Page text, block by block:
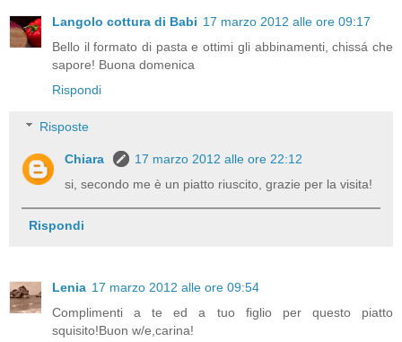
Langolo cottura di Babi 17 marzo 2012 alle ore 09:17
Bello il formato di pasta e ottimi gli abbinamenti, chissá che
sapore! Buona domenica
Rispondi
Risposte
Chiara
17 marzo 2012 alle ore 22:12
si, secondo me è un piatto riuscito, grazie per la visita!
Rispondi
Lenia 17 marzo 2012 alle ore 09:54
Complimenti a te ed a tuo figlio per questo piatto
squisito!Buon w/e,carina!